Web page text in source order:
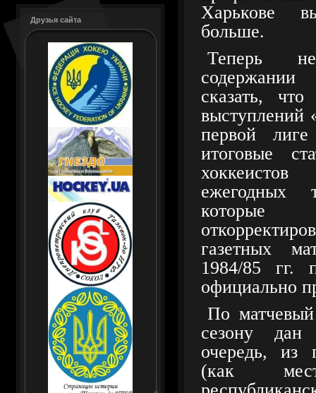
Друзья сайта
Харькове
больше.
Теперь
сказать,
выступлений
первой
итоговые
ежегодных
которые
газетных
1984/85 гг.
официально
По
сезону
очередь, из
(как